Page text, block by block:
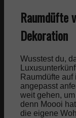
Raumdüfte
Dekoration
Wusstest du,
Raumdüfte
angepasst
weit gehen,
denn Moooi
die eigene